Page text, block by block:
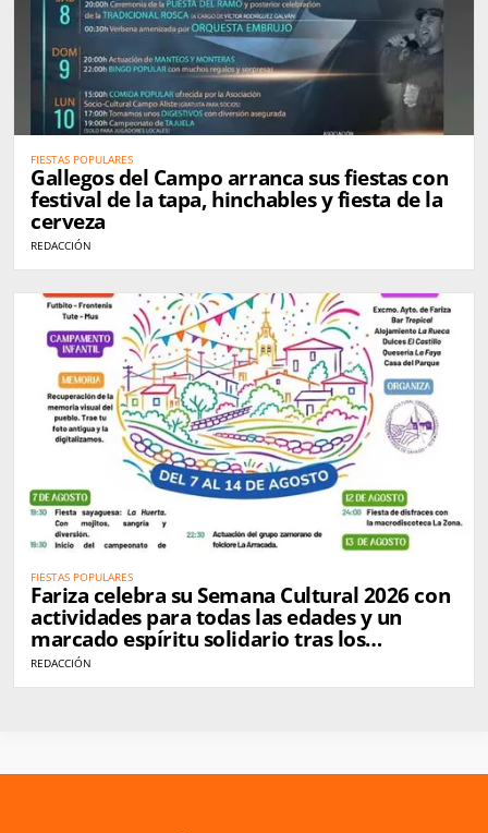
FIESTAS POPULARES
Gallegos del Campo arranca sus fiestas con
festival de la tapa, hinchables y fiesta de la
cerveza
REDACCIÓN
FIESTAS POPULARES
Fariza celebra su Semana Cultural 2026 con
actividades para todas las edades y un
marcado espíritu solidario tras los
incendios
REDACCIÓN